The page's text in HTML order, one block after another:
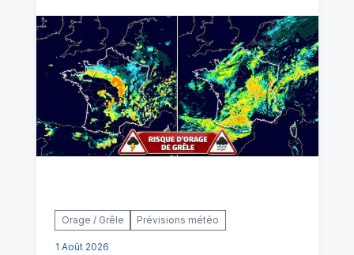
Orage / Grêle Prévisions météo
1 Août 2026